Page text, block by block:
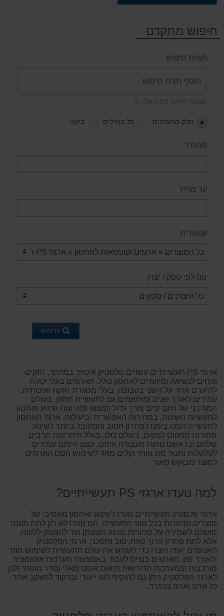
חיפוש מתקדם
תגיות חיפוש
מספר תווים מינימאלי: 2
חלק מהמילים כל המילים ביטוי
ממחיר
עד מחיר
קטגוריה
סנן לפי ספק / יצרן
חיפוש
ארגזי PS תעשייתיים עשויים פלסטיק איכותי במיוחד, חזקים
ונוחים לנשיאה ומיועדים לאחסון כולל. הארגזים בעלי יכולת
להיערם אחד על השני בקבוצה, בעלי מסגרת חזקה ואיכותית,
עמידים לאורך שנים ומותאמים גם לתעשיית המזון. בעולם
המודרני של היום קיים צורך גדול למצוא פתרונות שינוע ואחסון
לתעשיות השונות, במהירות האפשרית וביעילות. ארגזי האחסון
לתעשייה הפכו בימנו לפתרון הטוב והמקובל ביותר לשינוע
סחורות ממקום למקום, בעולם כולו, בגלל היתרונות הרבים
שלהם ובראשם נוחות העבודה איתם. עצם היותם עמידים
לטלטלות ותנאי מזג אוויר וקלים מאד לשימוש הפכו הארגזים
למוצר מבוקש מאוד.
למה נועדו ארגזי PS תעשייתיים?
ארגזי פלסטיק תעשייתיים נועדו לשינוע ואחסון מאסיבי של
מוצרים וסחורות בכל סוגי התעשייה. הם נועדו לא רק לתת מענה
מושלם לשמירה על סחורות מרגע הזמנתן ועד להגעתן ללקוח,
אלא לתת פתרון ארוך טווח, טוב וחסכני. ארגזי הפלסטיק
האטומים יועדו ויוצרו כדי לשמש את עולם התעשייה לשימוש חוזר
ולאורך זמן. הארגזים בנויים לעבוד באמצעות מערכות אוטומציה
מורכבות ובמערכות הדורשות תיאום אופטימאלי וסדר מופתי ולכן
לארגזי הפלסטיק ניתן גם להוסיף לוגו ייעודי וברקוד למעקב אחר
כל ארגז וארגז בנפרד.